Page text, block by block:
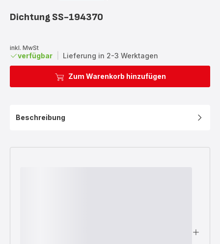
Dichtung SS-194370
inkl. MwSt
verfügbar Lieferung in 2-3 Werktagen
Zum Warenkorb hinzufügen
Beschreibung